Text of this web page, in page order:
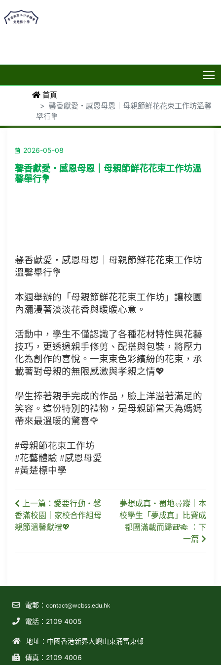
首頁
馨香獻愛・感恩母恩｜母親節鮮花花束工作坊溫馨
舉行💐
2026-05-08
馨香獻愛・感恩母恩｜母親節鮮花花束工作坊溫
馨舉行💐
馨香獻愛・感恩母恩｜母親節鮮花花束工作坊
溫馨舉行💐
本週舉辦的「母親節鮮花花束工作坊」讓校園
內瀰漫著淡淡花香與暖暖心意。
活動中，學生不僅認識了各種花材特性與花藝
技巧，更透過親手修剪、配搭與包裝，將壓力
化為創作的喜悅。一束束色彩繽紛的花束，承
載著對母親的無限感激與孝親之情💖
學生捧著親手完成的作品，臉上洋溢著滿足的
笑容。這份特別的禮物，是母親節當天為媽媽
帶來最溫暖的驚喜🌹
#母親節花束工作坊
#花藝體驗 #感恩母愛
#黃楚標中學
上一篇：愛要行動・馨
香滿校園｜家校合作組母
親節溫馨獻禮💖
夢想成真・蜀地尋蹤｜本
校學生「夢成真」比賽成
都團滿載而歸🎒🎋 ：下
一篇
電郵： contact@wcbss.edu.hk
電話：2109 4005
地址：中國香港新界大嶼山東涌富東邨
傳真：2109 4006